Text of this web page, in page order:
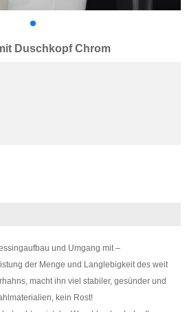
Duschkopf Chrom
und Umgang mit –
der Menge und Langlebigkeit des weit
macht ihn viel stabiler, gesünder und
kein Rost!